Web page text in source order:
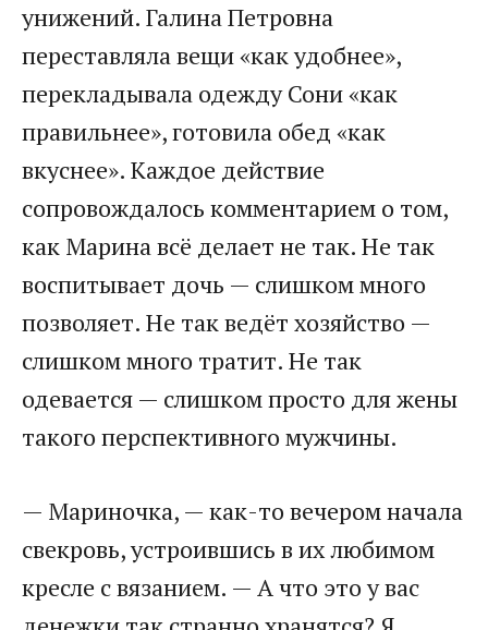
унижений. Галина Петровна
переставляла вещи «как удобнее»,
перекладывала одежду Сони «как
правильнее», готовила обед «как
вкуснее». Каждое действие
сопровождалось комментарием о том,
как Марина всё делает не так. Не так
воспитывает дочь — слишком много
позволяет. Не так ведёт хозяйство —
слишком много тратит. Не так
одевается — слишком просто для жены
такого перспективного мужчины.
— Мариночка, — как-то вечером начала
свекровь, устроившись в их любимом
кресле с вязанием. — А что это у вас